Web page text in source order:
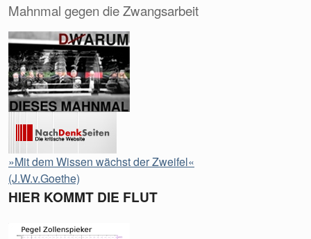
Mahnmal gegen die Zwangsarbeit
»Mit dem Wissen wächst der Zweifel«
(J.W.v.Goethe)
HIER KOMMT DIE FLUT